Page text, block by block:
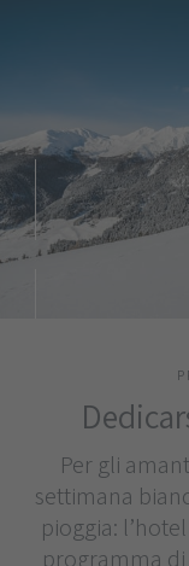
Per gli
settimana
pioggia:
programma